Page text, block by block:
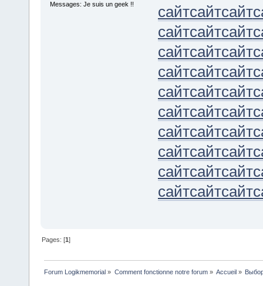
Messages: Je suis un geek !! сайтсайтсайт
сайтсайтсайт
сайтсайтсайт
сайтсайтсайт
сайтсайтсайт
сайтсайтсайт
сайтсайтсайт
сайтсайтсайт
сайтсайтсайт
сайтсайтсайт
Pages: [1]
Forum Logikmemorial » Comment fonctionne notre forum» Accueil»